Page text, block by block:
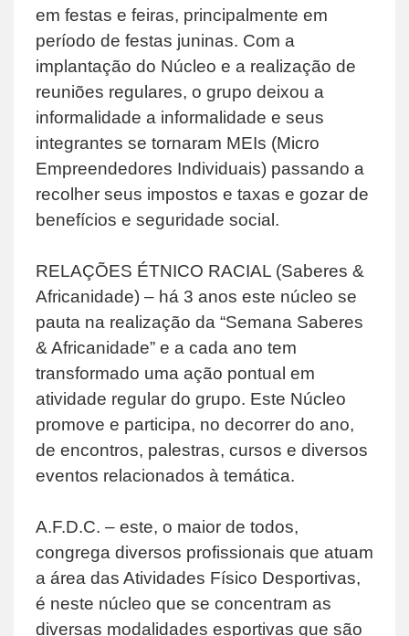
em festas e feiras, principalmente em
período de festas juninas. Com a
implantação do Núcleo e a realização de
reuniões regulares, o grupo deixou a
informalidade a informalidade e seus
integrantes se tornaram MEIs (Micro
Empreendedores Individuais) passando a
recolher seus impostos e taxas e gozar de
benefícios e seguridade social.
RELAÇÕES ÉTNICO RACIAL (Saberes &
Africanidade) – há 3 anos este núcleo se
pauta na realização da “Semana Saberes
& Africanidade” e a cada ano tem
transformado uma ação pontual em
atividade regular do grupo. Este Núcleo
promove e participa, no decorrer do ano,
de encontros, palestras, cursos e diversos
eventos relacionados à temática.
A.F.D.C. – este, o maior de todos,
congrega diversos profissionais que atuam
a área das Atividades Físico Desportivas,
é neste núcleo que se concentram as
diversas modalidades esportivas que são